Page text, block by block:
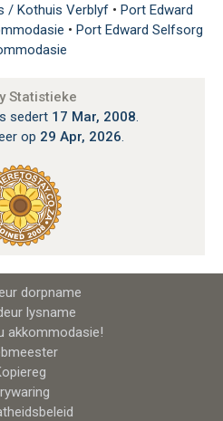
/ Kothuis Verblyf • Port Edward
• Port Edward Selfsorg
Statistieke
sedert 17 Mar, 2008.
op 29 Apr, 2026.
dorpname
lysname
akkommodasie!